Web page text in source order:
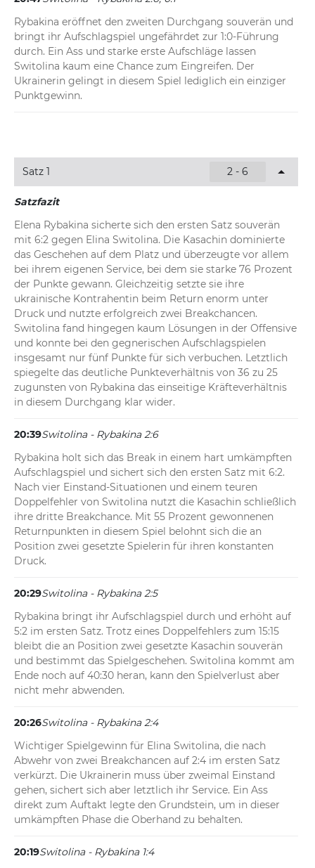
Rybakina eröffnet den zweiten Durchgang souverän und
bringt ihr Aufschlagspiel ungefährdet zur 1:0-Führung
durch. Ein Ass und starke erste Aufschläge lassen
Switolina kaum eine Chance zum Eingreifen. Der
Ukrainerin gelingt in diesem Spiel lediglich ein einziger
Punktgewinn.
Satz 1 2 - 6
Satzfazit
Elena Rybakina sicherte sich den ersten Satz souverän
mit 6:2 gegen Elina Switolina. Die Kasachin dominierte
das Geschehen auf dem Platz und überzeugte vor allem
bei ihrem eigenen Service, bei dem sie starke 76 Prozent
der Punkte gewann. Gleichzeitig setzte sie ihre
ukrainische Kontrahentin beim Return enorm unter
Druck und nutzte erfolgreich zwei Breakchancen.
Switolina fand hingegen kaum Lösungen in der Offensive
und konnte bei den gegnerischen Aufschlagspielen
insgesamt nur fünf Punkte für sich verbuchen. Letztlich
spiegelte das deutliche Punkteverhältnis von 36 zu 25
zugunsten von Rybakina das einseitige Kräfteverhältnis
in diesem Durchgang klar wider.
20:39Switolina - Rybakina 2:6
Rybakina holt sich das Break in einem hart umkämpften
Aufschlagspiel und sichert sich den ersten Satz mit 6:2.
Nach vier Einstand-Situationen und einem teuren
Doppelfehler von Switolina nutzt die Kasachin schließlich
ihre dritte Breakchance. Mit 55 Prozent gewonnenen
Returnpunkten in diesem Spiel belohnt sich die an
Position zwei gesetzte Spielerin für ihren konstanten
Druck.
20:29Switolina - Rybakina 2:5
Rybakina bringt ihr Aufschlagspiel durch und erhöht auf
5:2 im ersten Satz. Trotz eines Doppelfehlers zum 15:15
bleibt die an Position zwei gesetzte Kasachin souverän
und bestimmt das Spielgeschehen. Switolina kommt am
Ende noch auf 40:30 heran, kann den Spielverlust aber
nicht mehr abwenden.
20:26Switolina - Rybakina 2:4
Wichtiger Spielgewinn für Elina Switolina, die nach
Abwehr von zwei Breakchancen auf 2:4 im ersten Satz
verkürzt. Die Ukrainerin muss über zweimal Einstand
gehen, sichert sich aber letztlich ihr Service. Ein Ass
direkt zum Auftakt legte den Grundstein, um in dieser
umkämpften Phase die Oberhand zu behalten.
20:19Switolina - Rybakina 1:4